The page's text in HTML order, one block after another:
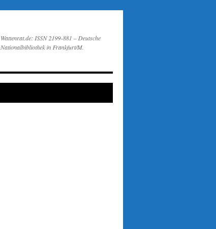
Wattenrat.de: ISSN 2199-881 – Deutsche
Nationalbibliothek in Frankfurt/M.